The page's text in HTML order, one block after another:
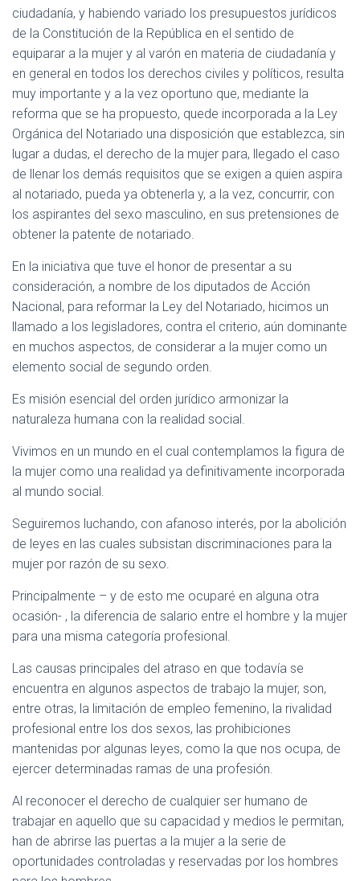
ciudadanía, y habiendo variado los presupuestos jurídicos
de la Constitución de la República en el sentido de
equiparar a la mujer y al varón en materia de ciudadanía y
en general en todos los derechos civiles y políticos, resulta
muy importante y a la vez oportuno que, mediante la
reforma que se ha propuesto, quede incorporada a la Ley
Orgánica del Notariado una disposición que establezca, sin
lugar a dudas, el derecho de la mujer para, llegado el caso
de llenar los demás requisitos que se exigen a quien aspira
al notariado, pueda ya obtenerla y, a la vez, concurrir, con
los aspirantes del sexo masculino, en sus pretensiones de
obtener la patente de notariado.
En la iniciativa que tuve el honor de presentar a su
consideración, a nombre de los diputados de Acción
Nacional, para reformar la Ley del Notariado, hicimos un
llamado a los legisladores, contra el criterio, aún dominante
en muchos aspectos, de considerar a la mujer como un
elemento social de segundo orden.
Es misión esencial del orden jurídico armonizar la
naturaleza humana con la realidad social.
Vivimos en un mundo en el cual contemplamos la figura de
la mujer como una realidad ya definitivamente incorporada
al mundo social.
Seguiremos luchando, con afanoso interés, por la abolición
de leyes en las cuales subsistan discriminaciones para la
mujer por razón de su sexo.
Principalmente – y de esto me ocuparé en alguna otra
ocasión- , la diferencia de salario entre el hombre y la mujer
para una misma categoría profesional.
Las causas principales del atraso en que todavía se
encuentra en algunos aspectos de trabajo la mujer, son,
entre otras, la limitación de empleo femenino, la rivalidad
profesional entre los dos sexos, las prohibiciones
mantenidas por algunas leyes, como la que nos ocupa, de
ejercer determinadas ramas de una profesión.
Al reconocer el derecho de cualquier ser humano de
trabajar en aquello que su capacidad y medios le permitan,
han de abrirse las puertas a la mujer a la serie de
oportunidades controladas y reservadas por los hombres